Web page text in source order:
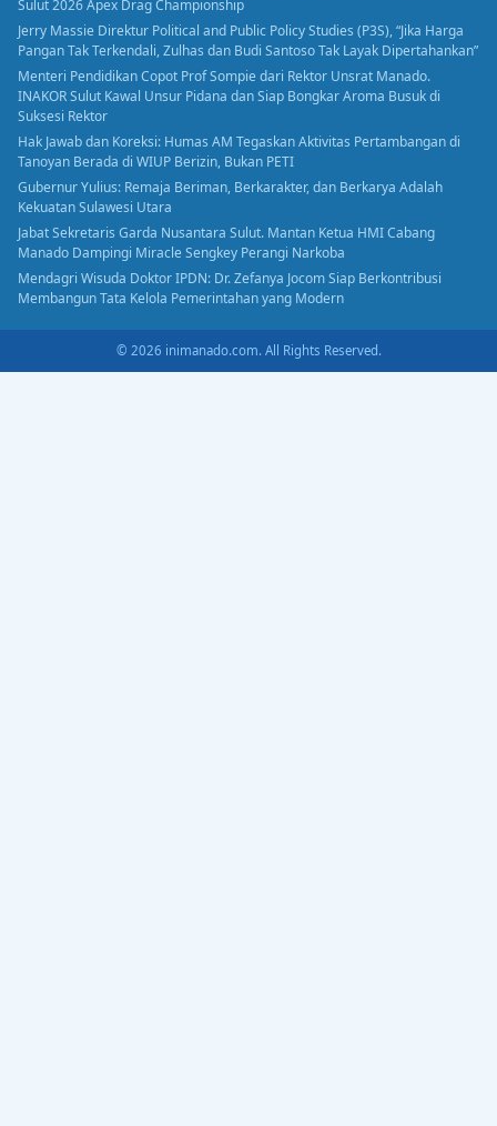
Sulut 2026 Apex Drag Championship
Jerry Massie Direktur Political and Public Policy Studies (P3S), “Jika Harga
Pangan Tak Terkendali, Zulhas dan Budi Santoso Tak Layak Dipertahankan”
Menteri Pendidikan Copot Prof Sompie dari Rektor Unsrat Manado.
INAKOR Sulut Kawal Unsur Pidana dan Siap Bongkar Aroma Busuk di
Suksesi Rektor
Hak Jawab dan Koreksi: Humas AM Tegaskan Aktivitas Pertambangan di
Tanoyan Berada di WIUP Berizin, Bukan PETI
Gubernur Yulius: Remaja Beriman, Berkarakter, dan Berkarya Adalah
Kekuatan Sulawesi Utara
Jabat Sekretaris Garda Nusantara Sulut. Mantan Ketua HMI Cabang
Manado Dampingi Miracle Sengkey Perangi Narkoba
Mendagri Wisuda Doktor IPDN: Dr. Zefanya Jocom Siap Berkontribusi
Membangun Tata Kelola Pemerintahan yang Modern
© 2026 inimanado.com. All Rights Reserved.